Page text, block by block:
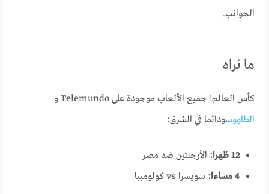
الجوانب.
ما نراه
كأس العالم! جميع الألعاب موجودة على Telemundo و
الطاووسودائما في الشرق:
12 ظهرا:
الأرجنتين ضد مصر
4 مساءا:
سويسرا vs كولومبيا